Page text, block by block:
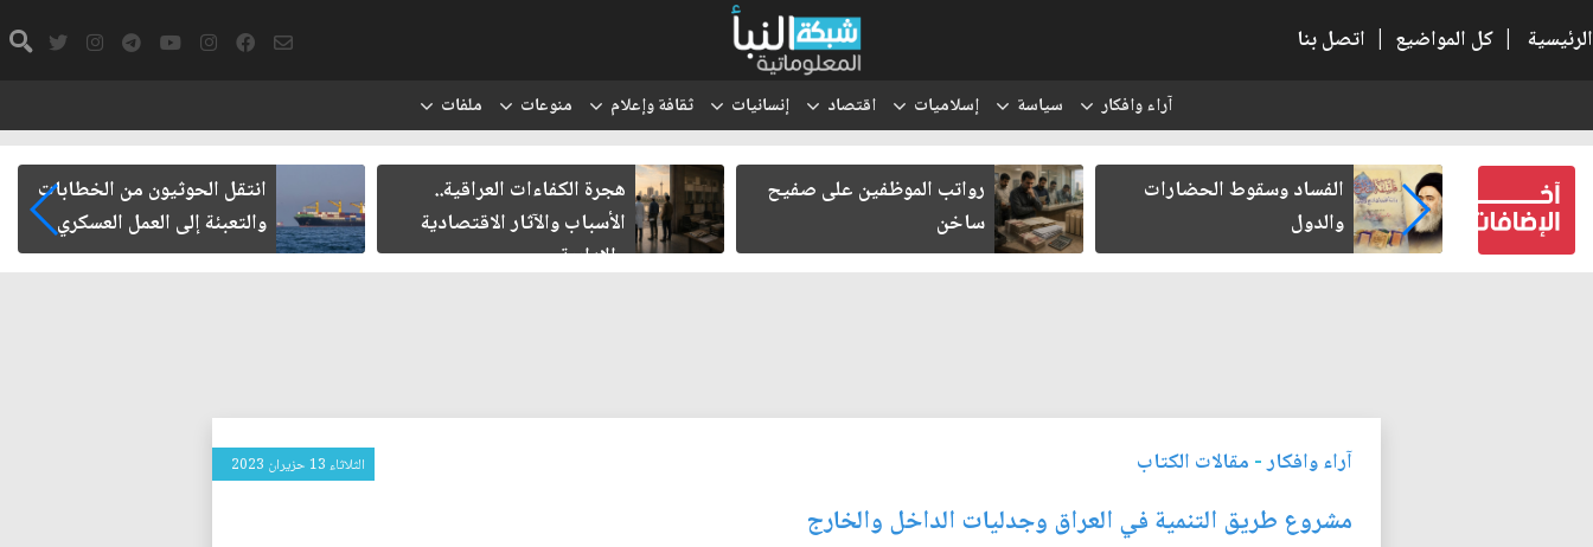
الرئيسية | كل المواضيع | اتصل بنا
آراء وافكار سياسة إسلاميات اقتصاد إنسانيات ثقافة وإعلام منوعات ملفات
لنفسه
الفساد وسقوط الحضارات
والدول
رواتب الموظفين على صفيح
ساخن
هجرة الكفاءات العراقية..
الأسباب والآثار الاقتصادية
والإدارية
انتقل الحوثيون من الخطابات
والتعبئة إلى العمل العسكري
آراء وافكار- مقالات الكتاب الثلاثاء 13 حزيران 2023
مشروع طريق التنمية في العراق وجدليات الداخل والخارج